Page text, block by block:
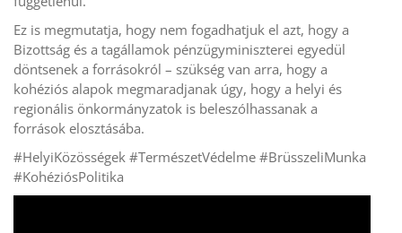
Ez is megmutatja, hogy nem fogadhatjuk el azt, hogy a
Bizottság és a tagállamok pénzügyminiszterei egyedül
döntsenek a forrásokról – szükség van arra, hogy a
kohéziós alapok megmaradjanak úgy, hogy a helyi és
regionális önkormányzatok is beleszólhassanak a
források elosztásába.
#HelyiKözösségek #TermészetVédelme #BrüsszeliMunka
#KohéziósPolitika